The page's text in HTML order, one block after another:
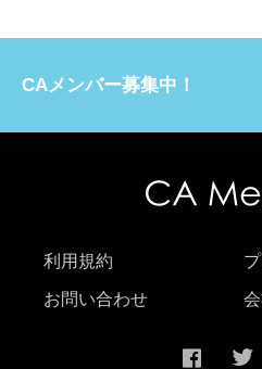
CAメンバー募集中！
利用規約
お問い合わせ